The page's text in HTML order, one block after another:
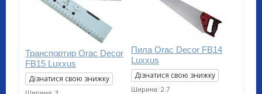
Транспортир Orac Decor
FB15 Luxxus
Дізнатися свою знижку
Пила Orac Decor FB14
Luxxus
Дізнатися свою знижку
Ширина: 2.7